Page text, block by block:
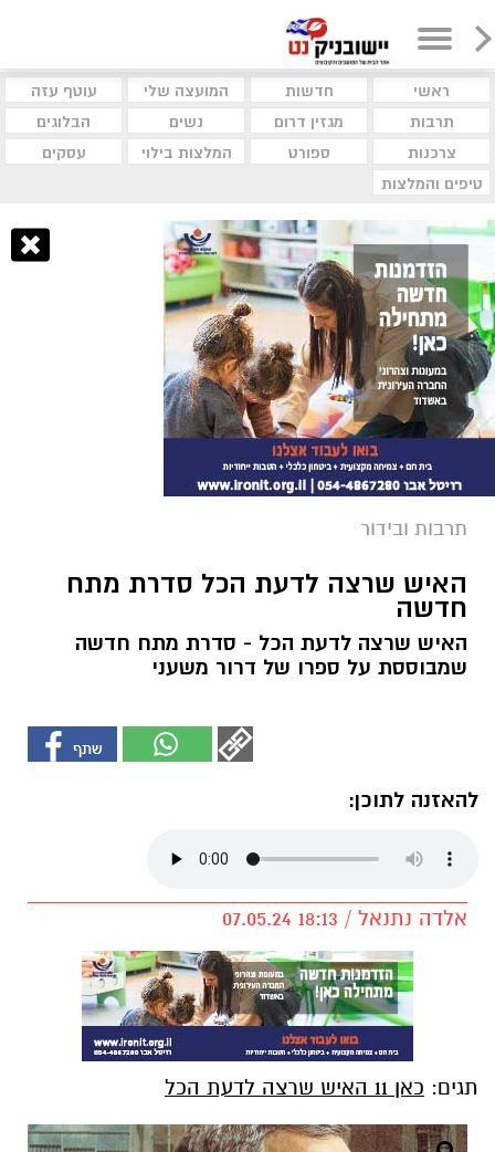
ראשי חדשות המועצה שלי
עוטף עזה
תרבות
מגזין דרום נשים
הבלוגים
צרכנות
ספורט המלצות בילוי
עסקים
טיפים והמלצות
תרבות ובידור
האיש שרצה לדעת הכל סדרת מתח
חדשה
האיש שרצה לדעת הכל - סדרת מתח חדשה
שמבוססת על ספרו של דרור משעני
להאזנה לתוכן:
אלדה נתנאל / 18:13 07.05.24
תגים: כאן 11 האיש שרצה לדעת הכל